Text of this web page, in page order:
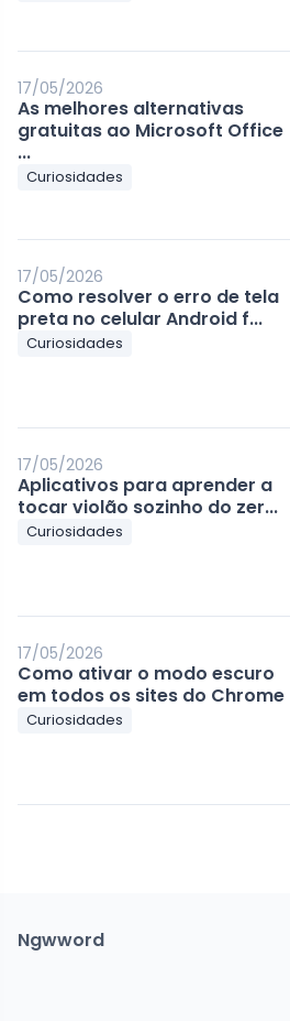
17/05/2026
As melhores alternativas
gratuitas ao Microsoft Office
...
Curiosidades
17/05/2026
Como resolver o erro de tela
preta no celular Android f...
Curiosidades
17/05/2026
Aplicativos para aprender a
tocar violão sozinho do zer...
Curiosidades
17/05/2026
Como ativar o modo escuro
em todos os sites do Chrome
Curiosidades
Ngwword